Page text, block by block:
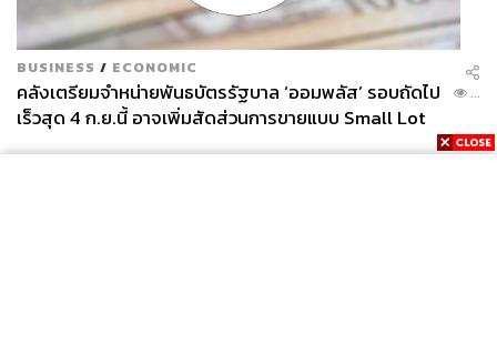
BUSINESS / ECONOMIC
คลังเตรียมจำหน่ายพันธบัตรรัฐบาล ‘ออมพลัส’ รอบถัดไป
เร็วสุด 4 ก.ย.นี้ อาจเพิ่มสัดส่วนการขายแบบ Small Lot
First มากขึ้น
...